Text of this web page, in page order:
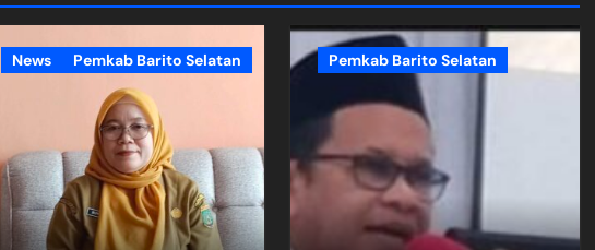
News Pemkab Barito Selatan Pemkab Barito Selatan